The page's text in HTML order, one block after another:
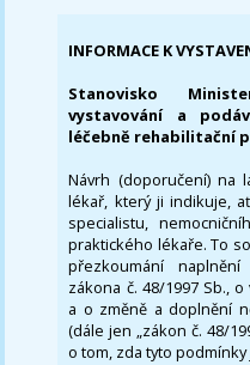
INFORMACE K
Stanovisko
vystavování a
léčebně rehabilitační
Návrh (doporučení) na
lékař, který ji indikuje,
specialistu,
praktického lékaře. To
přezkoumání
zákona č. 48/1997 Sb.,
a o změně a doplnění
(dále jen „zákon č. 48/
o tom, zda tyto